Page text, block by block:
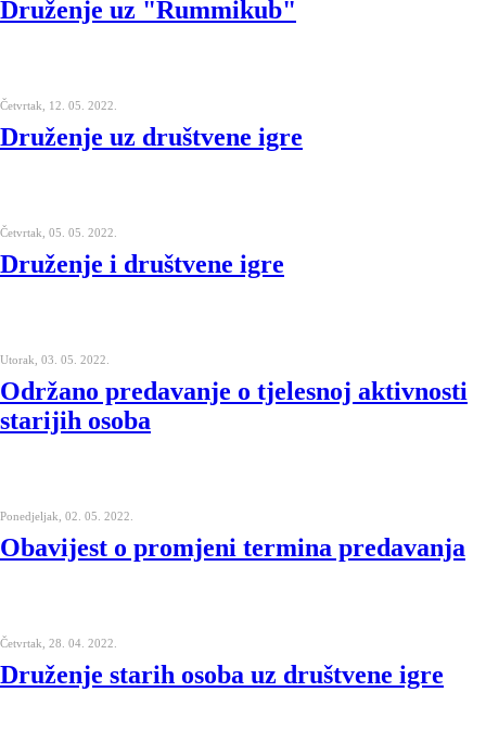
Druženje uz "Rummikub"
Četvrtak, 12. 05. 2022.
Druženje uz društvene igre
Četvrtak, 05. 05. 2022.
Druženje i društvene igre
Utorak, 03. 05. 2022.
Održano predavanje o tjelesnoj aktivnosti
starijih osoba
Ponedjeljak, 02. 05. 2022.
Obavijest o promjeni termina predavanja
Četvrtak, 28. 04. 2022.
Druženje starih osoba uz društvene igre